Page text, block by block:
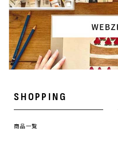
SHOPPING
商品一覧